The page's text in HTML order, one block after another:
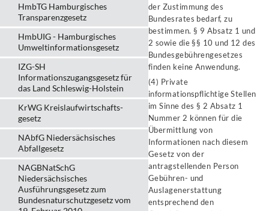
HmbTG Hamburgisches
Transparenzgesetz
HmbUIG - Hamburgisches
Umweltinformationsgesetz
IZG-SH
Informationszugangsgesetz für
das Land Schleswig-Holstein
KrWG Kreislaufwirtschafts­
gesetz
NAbfG Niedersächsisches
Abfallgesetz
NAGBNatSchG
Niedersächsisches
Ausführungsgesetz zum
Bundesnaturschutzgesetz vom
der Zustimmung des
Bundesrates bedarf, zu
bestimmen. § 9 Absatz 1 und
2 sowie die §§ 10 und 12 des
Bundesgebührengesetzes
finden keine Anwendung.
(4) Private
informationspflichtige Stellen
im Sinne des § 2 Absatz 1
Nummer 2 können für die
Übermittlung von
Informationen nach diesem
Gesetz von der
antragstellenden Person
Gebühren- und
Auslagenerstattung
entsprechend den